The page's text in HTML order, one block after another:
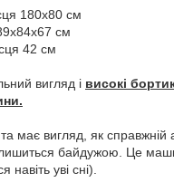
180х80 см
см
42 см
вигляд і високі
має вигляд, як справжній
байдужою. Це
навіть уві сні).